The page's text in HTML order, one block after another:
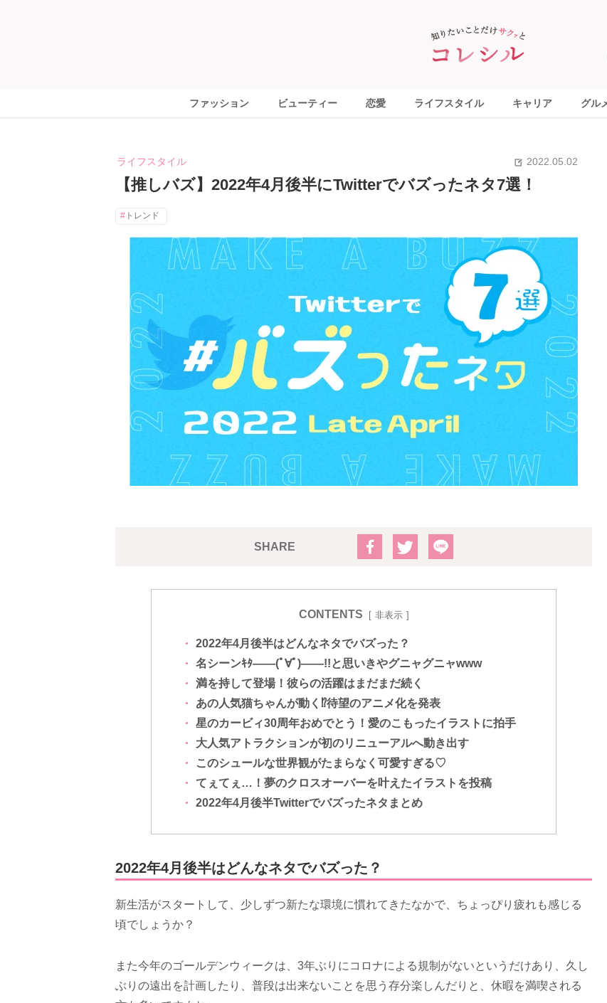
ファッション ビューティー 恋愛 ライフスタイル キャリア グル
ライフスタイル 2022.05.02
【推しバズ】2022年4月後半にTwitterでバズったネタ7選！
トレンド
SHARE
CONTENTS 非表示
2022年4月後半はどんなネタでバズった？
名シーンｷﾀ――(ﾟ∀ﾟ)――!!と思いきやグニャグニャwww
満を持して登場！彼らの活躍はまだまだ続く
あの人気猫ちゃんが動く⁉待望のアニメ化を発表
星のカービィ30周年おめでとう！愛のこもったイラストに拍手
大人気アトラクションが初のリニューアルへ動き出す
このシュールな世界観がたまらなく可愛すぎる♡
てぇてぇ…！夢のクロスオーバーを叶えたイラストを投稿
2022年4月後半Twitterでバズったネタまとめ
2022年4月後半はどんなネタでバズった？
新生活がスタートして、少しずつ新たな環境に慣れてきたなかで、ちょっぴり疲れも感じる
頃でしょうか？
また今年のゴールデンウィークは、3年ぶりにコロナによる規制がないというだけあり、久し
ぶりの遠出を計画したり、普段は出来ないことを思う存分楽しんだりと、休暇を満喫される